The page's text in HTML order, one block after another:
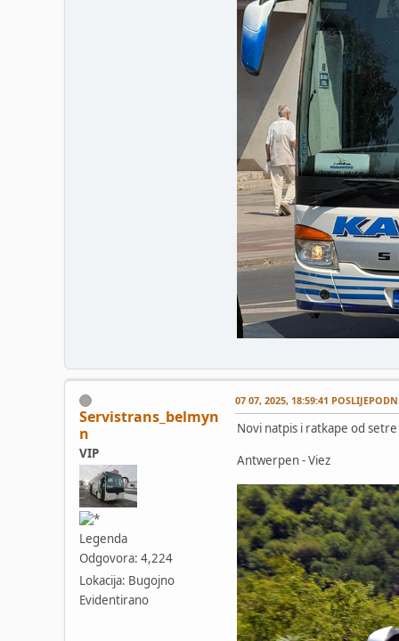
Servistrans_belmyn
n
VIP
Legenda
Odgovora: 4,224
Lokacija: Bugojno
Evidentirano
07 07, 2025, 18:59:41
Novi natpis i ratkape od
Antwerpen - Viez